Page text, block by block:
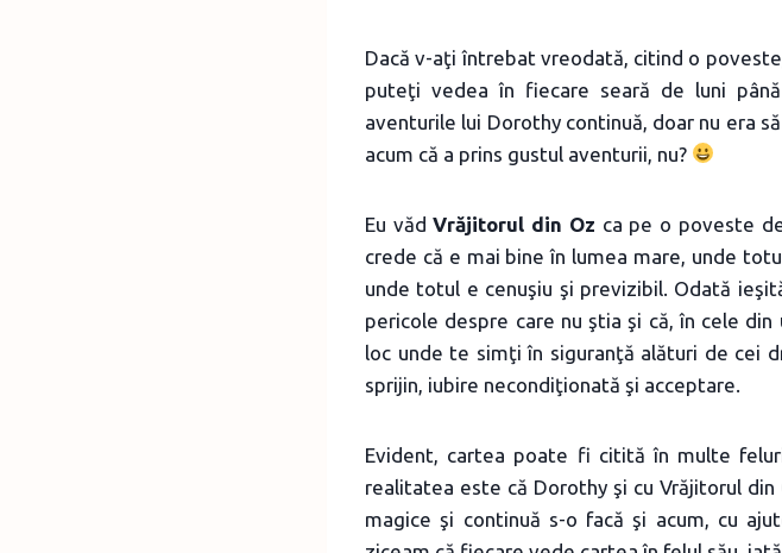
Dacă v-aţi întrebat vreodată, citind o
puteţi vedea în fiecare seară de luni
aventurile lui Dorothy continuă, doar nu era
acum că a prins gustul aventurii, nu?
Eu vădVrăjitorul din Oz ca pe o poveste
crede că e mai bine în lumea mare, unde
unde totul e cenuşiu şi previzibil. Odată
pericole despre care nu ştia şi că, în cele din
loc unde te simţi în siguranţă alături de cei
sprijin, iubire necondiţionată şi acceptare.
Evident, cartea poate fi citită în multe
realitatea este că Dorothy şi cu Vrăjitorul
magice şi continuă s-o facă şi acum, cu